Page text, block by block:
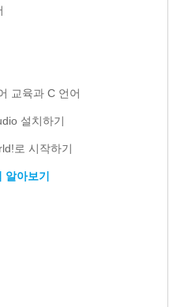
교육과 C 언어
설치하기
로 시작하기
아보기